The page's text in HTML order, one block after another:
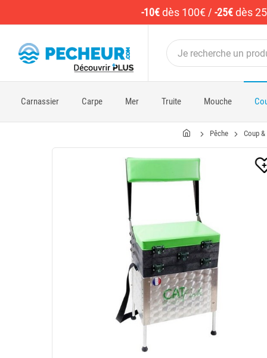
-10€dès 100€ / -25€dès
Carnassier Carpe Mer Truite Mouche
Pêche Coup &